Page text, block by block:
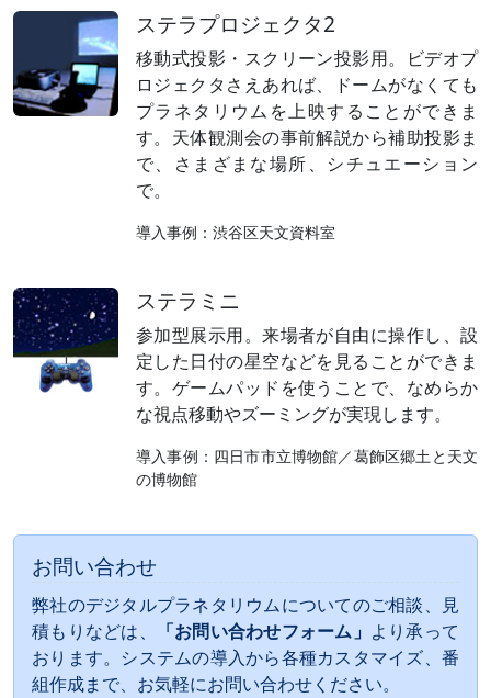
ステラプロジェクタ2
移動式投影・スクリーン投影用。ビデオプ
ロジェクタさえあれば、ドームがなくても
プラネタリウムを上映することができま
す。天体観測会の事前解説から補助投影ま
で、さまざまな場所、シチュエーション
で。
導入事例：渋谷区天文資料室
ステラミニ
参加型展示用。来場者が自由に操作し、設
定した日付の星空などを見ることができま
す。ゲームパッドを使うことで、なめらか
な視点移動やズーミングが実現します。
導入事例：四日市市立博物館／葛飾区郷土と天文
の博物館
お問い合わせ
弊社のデジタルプラネタリウムについてのご相談、見
積もりなどは、
「お問い合わせフォーム」 より承って
おります。システムの導入から各種カスタマイズ、番
組作成まで、お気軽にお問い合わせください。